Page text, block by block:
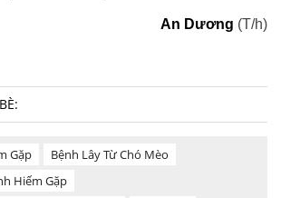
An Dương (T/h)
Gặp
Bệnh Lây Từ Chó Mèo
Hiếm Gặp